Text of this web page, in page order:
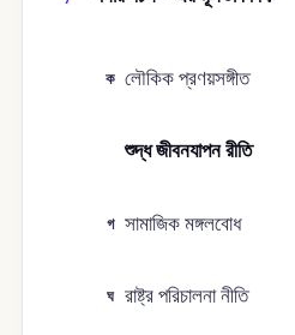
ক লৌকিক প্রণয়সঙ্গীত
শুদ্ধ জীবনযাপন রীতি
গ সামাজিক মঙ্গলবোধ
ঘ রাষ্ট্র পরিচালনা নীতি